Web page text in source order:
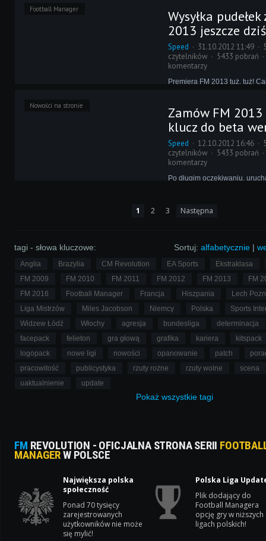
z naszej złośliwości, ale z
tego do końca nie
wszystko jest jasne -
Football Manager
Wysyłka pudełek
2013 jeszcze
Speed 31.10.2012 11:49
czytelników
5433 pobrań
komentarzy
Premiera FM 2013 tuż, tuż!
pudełkową złożone do
wysłane jeszcze dzisiaj!
Nowości na stronie
Zamów FM
klucz do beta
Speed 12.10.2012 16:46
czytelników
5433 pobrań
komentarzy
Po długim oczekiwaniu,
dostępem do 300 wersji beta!
z nami otrzymuje szereg
1 2 3 Następna
Sortuj: alfabetycznie |
tagi - słowa kluczowe:
Anglia Brazylia CM Revolution EA Sports
Ekstraklasa
FM 2009
FM 2010 FM 2011 FM 2012 FM 2013
FM
FM 2016
Football Manager Francja Hiszpania
Lech
Liga Mistrzów
Miles Jacobson Niemcy Polska
Sports
Widzew Łódź
Włochy agresja bundesliga
determinacja
facepack
felieton gra głową grafika kariera
kitspack
logopack
nowe ligi nowości opanowanie patch
pracowitość
publicystyka rzuty rożne rzuty wolne
scena
uaktualnienie
update
Pokaż wszystkie tagi
FM REVOLUTION - OFICJALNA STRONA SERII
MANAGERW POLSCE
Największa polska
społeczność
Ponad 70 tysięcy
zarejestrowanych
użytkowników nie może
się mylić!
Polska Liga
Plik dodający do
Football Managera
opcję gry w niższych
ligach polskich!